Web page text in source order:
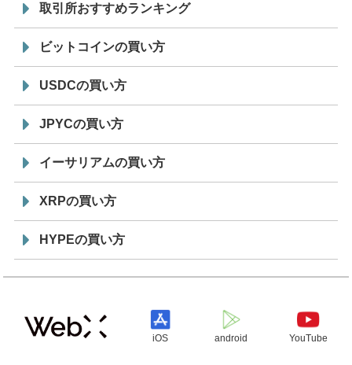
取引所おすすめランキング
ビットコインの買い方
USDCの買い方
JPYCの買い方
イーサリアムの買い方
XRPの買い方
HYPEの買い方
iOS android YouTube